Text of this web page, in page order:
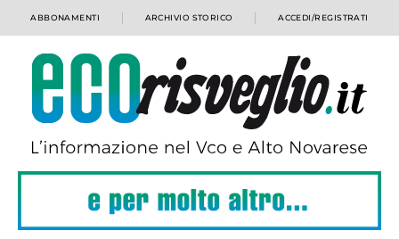
ABBONAMENTI ARCHIVIO STORICO ACCEDI/REGISTRATI